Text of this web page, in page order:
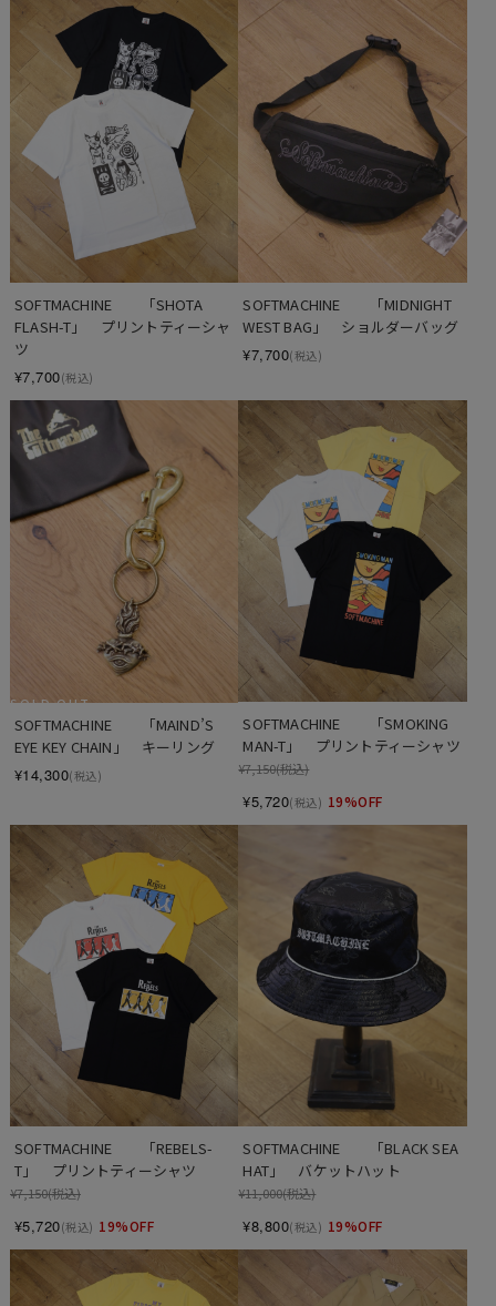
SOFTMACHINE　　「SHOTA
FLASH-T」　プリントティーシャ
ツ
¥7,700(税込)
SOFTMACHINE　　「MIDNIGHT
WEST BAG」　ショルダーバッグ
¥7,700(税込)
SOLD OUT
SOFTMACHINE　　「MAIND’S
EYE KEY CHAIN」　キーリング
¥14,300(税込)
SOFTMACHINE　　「SMOKING
MAN-T」　プリントティーシャツ
¥7,150(税込)
¥5,720(税込) 19%OFF
SOFTMACHINE　　「REBELS-
T」　プリントティーシャツ
¥7,150(税込)
¥5,720(税込) 19%OFF
SOFTMACHINE　　「BLACK SEA
HAT」　バケットハット
¥11,000(税込)
¥8,800(税込) 19%OFF